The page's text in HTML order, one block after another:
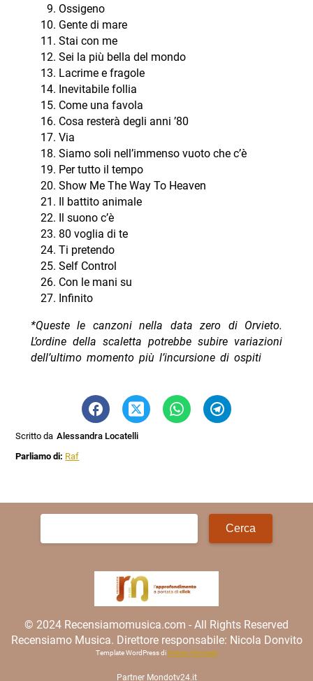
Ossigeno
Gente di mare
Stai con me
Sei la più bella del mondo
Lacrime e fragole
Inevitabile follia
Come una favola
Cosa resterà degli anni ’80
Via
Siamo soli nell’immenso vuoto che c’è
Per tutto il tempo
Show Me The Way To Heaven
Il battito animale
Il suono c’è
80 voglia di te
Ti pretendo
Self Control
Con le mani su
Infinito
*Queste le canzoni nella data zero di Orvieto.
L’ordine della scaletta potrebbe subire variazioni
dell’ultimo momento più l’incursione di ospiti
Scritto da Alessandra Locatelli
Parliamo di: Raf
Ricerca
© 2024 Recensiamomusica.com - All Rights Reserved
Recensiamo Musica. Direttore responsabile: Nicola Donvito
Template WordPress di Matteo Morreale
Partner Mondotv24.it